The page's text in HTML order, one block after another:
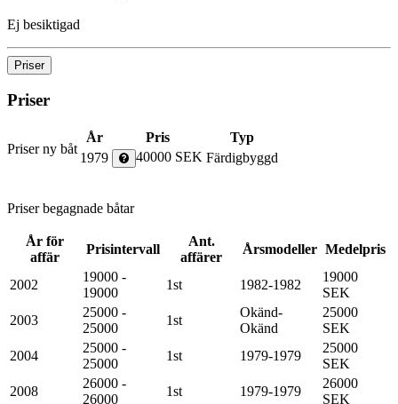
Ej besiktigad
Priser
Priser
Priser ny båt
År Pris
Typ
1979
40000 SEK Färdigbyggd
Priser begagnade båtar
År för
affär
Prisintervall
Ant.
affärer
Årsmodeller Medelpris
2002
19000 -
19000
1st 1982-1982
19000
SEK
2003
25000 -
25000
1st
Okänd-
Okänd
25000
SEK
2004
25000 -
25000
1st 1979-1979
25000
SEK
2008
26000 -
26000
1st 1979-1979
26000
SEK